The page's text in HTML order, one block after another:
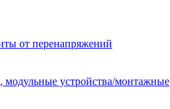
от перенапряжений
модульные устройства/монтажные